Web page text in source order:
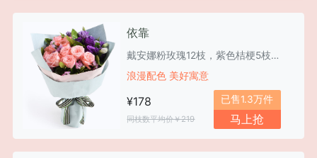
依靠
戴安娜粉玫瑰12枝，紫色桔梗5枝，粉色勿忘我3枝
浪漫配色 美好寓意
¥178
同枝数平均价￥219
已售1.3万件
马上抢